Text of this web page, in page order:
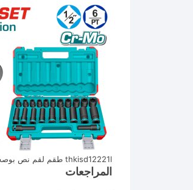
thkisd12221l طقم لقم نص بوصه طويل وقصير
المراجعات